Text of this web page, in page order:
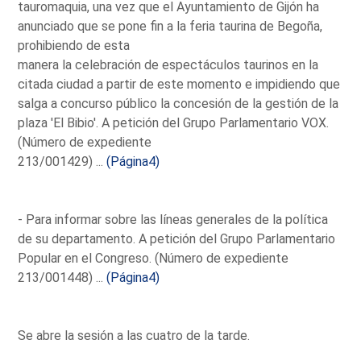
tauromaquia, una vez que el Ayuntamiento de Gijón ha
anunciado que se pone fin a la feria taurina de Begoña,
prohibiendo de esta
manera la celebración de espectáculos taurinos en la
citada ciudad a partir de este momento e impidiendo que
salga a concurso público la concesión de la gestión de la
plaza 'El Bibio'. A petición del Grupo Parlamentario VOX.
(Número de expediente
213/001429) ...(Página4)
- Para informar sobre las líneas generales de la política
de su departamento. A petición del Grupo Parlamentario
Popular en el Congreso. (Número de expediente
213/001448) ...(Página4)
Se abre la sesión a las cuatro de la tarde.